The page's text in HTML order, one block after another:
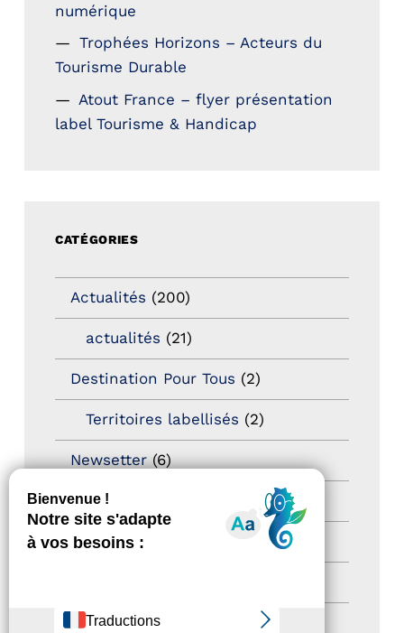
numérique
Trophées Horizons – Acteurs du
Tourisme Durable
Atout France – flyer présentation
label Tourisme & Handicap
CATÉGORIES
Actualités (200)
actualités (21)
Destination Pour Tous (2)
Territoires labellisés (2)
Newsetter(6)
Newsletter pro
Nos Actions
Formation